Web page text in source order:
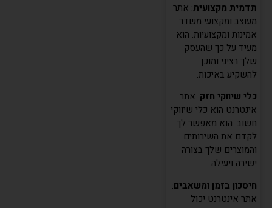
תדמית מקצועית: אתר
מעוצב ומקצועי משדר
אמינות ומקצועיות. הוא
מעיד על כך שהעסק
שלך רציני ומוכן
להשקיע באיכות.
כלי שיווקי חזק: אתר
אינטרנט הוא כלי שיווקי
חשוב. הוא מאפשר לך
לקדם את השירותים
והמוצרים שלך בצורה
ישירה ויעילה.
חיסכון בזמן ומשאבים:
אתר אינטרנט יכול